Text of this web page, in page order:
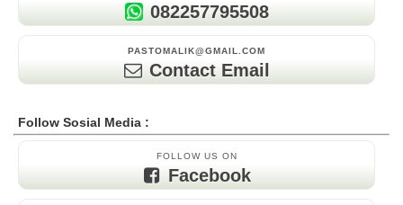
082257795508
PASTOMALIK@GMAIL.COM
Contact Email
Follow Sosial Media :
FOLLOW US ON
Facebook